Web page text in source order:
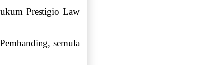
Prestigio Law
semula